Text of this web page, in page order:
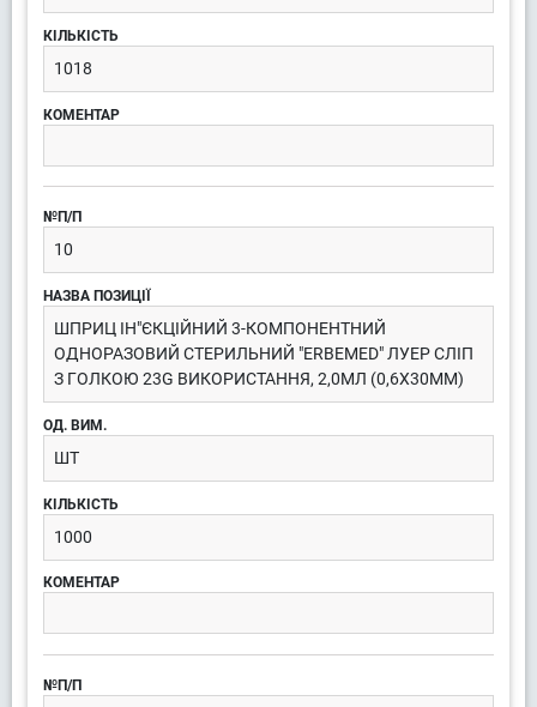
1018
10
ШПРИЦ ІН"ЄКЦІЙНИЙ 3-КОМПОНЕНТНИЙ
ОДНОРАЗОВИЙ СТЕРИЛЬНИЙ "ERBEMED" ЛУЕР СЛІП
З ГОЛКОЮ 23G ВИКОРИСТАННЯ, 2,0МЛ (0,6X30ММ)
ШТ
1000